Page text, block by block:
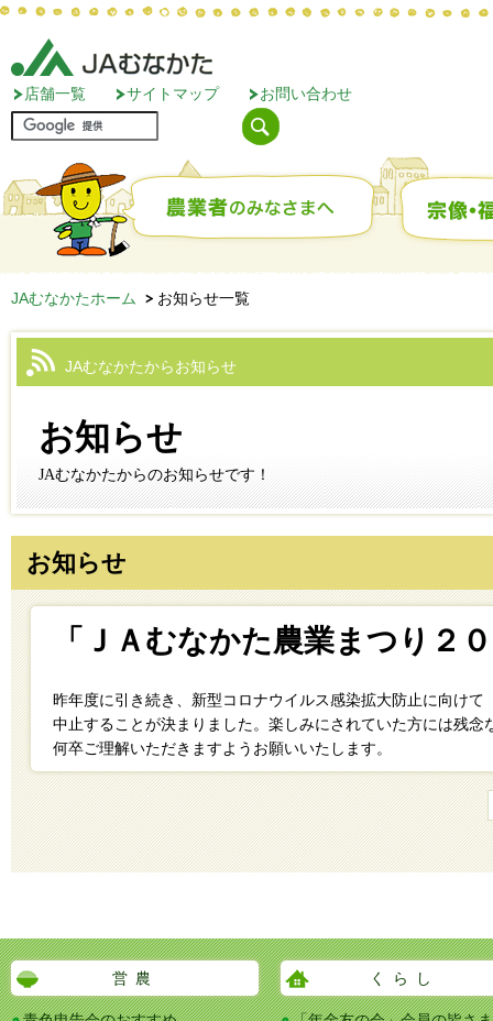
店舗一覧 サイトマップ お問い合わせ
JAむなかたホーム お知らせ一覧
JAむなかたからお知らせ
お知らせ
JAむなかたからのお知らせです！
お知らせ
「ＪＡむなかた農業まつり２
昨年度に引き続き、新型コロナウイルス感染拡大防止に向け
中止することが決まりました。楽しみにされていた方には残念
何卒ご理解いただきますようお願いいたします。
営農 くらし